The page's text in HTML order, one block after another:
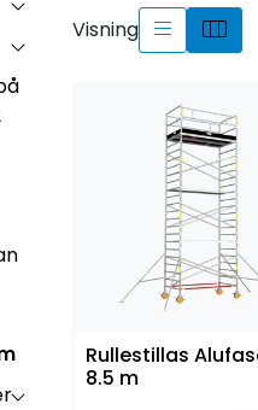
Visning
Rullestillas
8.5 m